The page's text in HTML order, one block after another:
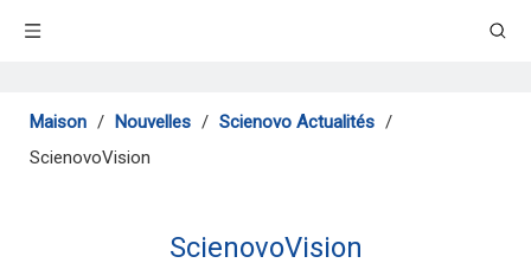
Maison / Nouvelles / Scienovo Actualités /
ScienovoVision
ScienovoVision